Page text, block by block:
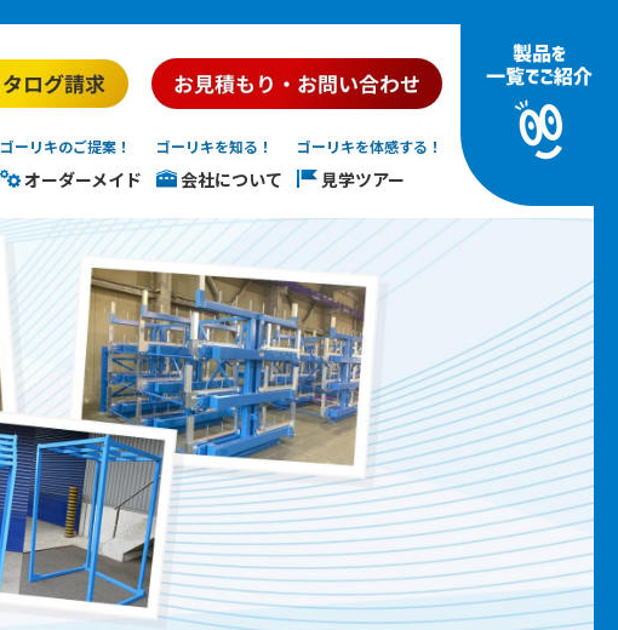
ゴーリキのご提案！
オーダーメイド
ゴーリキを知る！
会社について
ゴーリキを体感する！
見学ツアー